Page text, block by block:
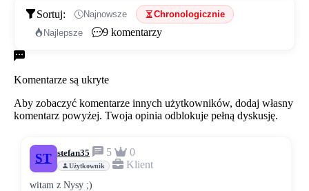
Sortuj: Najnowsze
Chronologicznie
Najlepsze
9 komentarzy
Komentarze
Komentarze są ukryte
Aby zobaczyć komentarze innych użytkowników, dodaj własny
komentarz powyżej. Twoja opinia odblokuje pełną dyskusję.
ST stefan35 5 0
Użytkownik Klient
witam z Nysy ;)